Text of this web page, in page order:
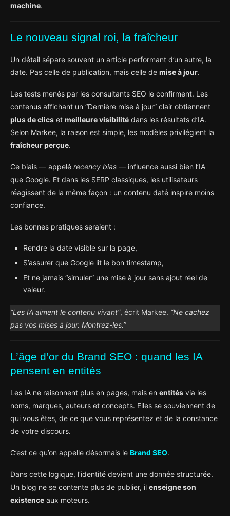
machine.
Le nouveau signal roi, la fraîcheur
Un détail sépare souvent un article performant d’un autre, la
date. Pas celle de publication, mais celle de mise à jour.
Les tests menés par les consultants SEO le confirment. Les
contenus affichant un “Dernière mise à jour” clair obtiennent
plus de clics et meilleure visibilité dans les résultats d’IA.
Selon Markee, la raison est simple, les modèles privilégient la
fraîcheur perçue.
Ce biais — appelé recency bias — influence aussi bien l’IA
que Google. Et dans les SERP classiques, les utilisateurs
réagissent de la même façon : un contenu daté inspire moins
confiance.
Les bonnes pratiques seraient :
Rendre la date visible sur la page,
S’assurer que Google lit le bon timestamp,
Et ne jamais “simuler” une mise à jour sans ajout réel de
valeur.
“Les IA aiment le contenu vivant”, écrit Markee. “Ne cachez
pas vos mises à jour. Montrez-les.”
L’âge d’or du Brand SEO : quand les IA
pensent en entités
Les IA ne raisonnent plus en pages, mais en entités via les
noms, marques, auteurs et concepts. Elles se souviennent de
qui vous êtes, de ce que vous représentez et de la constance
de votre discours.
C’est ce qu’on appelle désormais le Brand SEO.
Dans cette logique, l’identité devient une donnée structurée.
Un blog ne se contente plus de publier, il enseigne son
existence aux moteurs.